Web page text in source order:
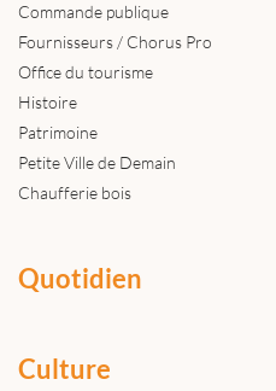
Commande publique
Fournisseurs / Chorus Pro
Office du tourisme
Histoire
Patrimoine
Petite Ville de Demain
Chaufferie bois
Quotidien
Culture